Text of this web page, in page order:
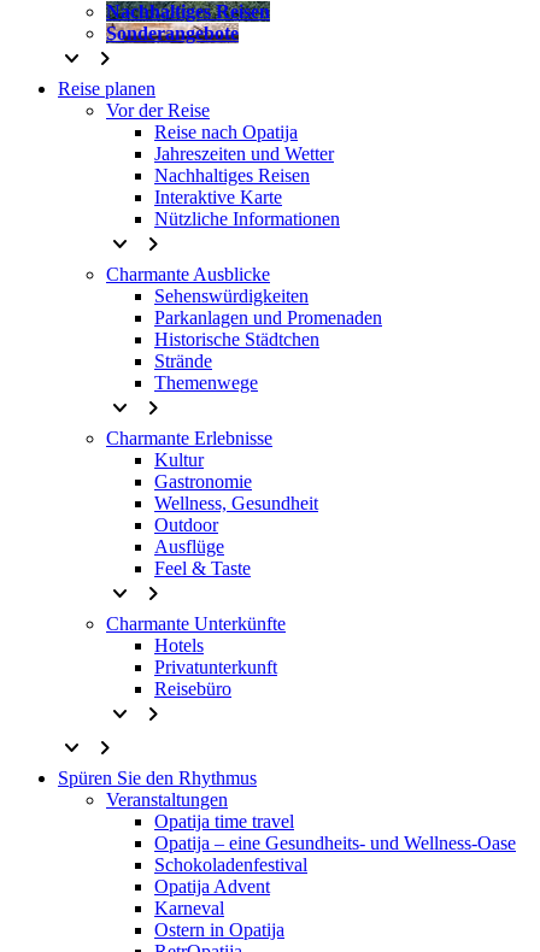
Nachhaltiges Reisen
Sonderangebote
keyboard_arrow_down keyboard_arrow_right
Reise planen
Vor der Reise
Reise nach Opatija
Jahreszeiten und Wetter
Nachhaltiges Reisen
Interaktive Karte
Nützliche Informationen
keyboard_arrow_down keyboard_arrow_right
Charmante Ausblicke
Sehenswürdigkeiten
Parkanlagen und Promenaden
Historische Städtchen
Strände
Themenwege
keyboard_arrow_down keyboard_arrow_right
Charmante Erlebnisse
Kultur
Gastronomie
Wellness, Gesundheit
Outdoor
Ausflüge
Feel & Taste
keyboard_arrow_down keyboard_arrow_right
Charmante Unterkünfte
Hotels
Privatunterkunft
Reisebüro
keyboard_arrow_down
keyboard_arrow_right
keyboard_arrow_down
keyboard_arrow_right
Spüren Sie den Rhythmus
Veranstaltungen
Opatija time travel
Opatija – eine Gesundheits- und Wellness-Oase
Schokoladenfestival
Opatija Advent
Karneval
Ostern in Opatija